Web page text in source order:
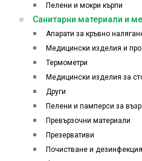
Пелени и мокри кърпи
Санитарни материали и
Апарати за кръвно
Медицински изделия и
Термометри
Медицински изделия за
Други
Пелени и памперси за
Превързочни материали
Презервативи
Почистване и дезинфекция